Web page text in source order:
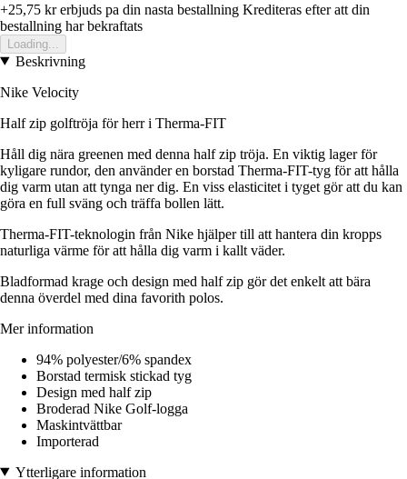
+25,75 krerbjuds pa din nasta bestallning Krediteras efter att din
bestallning har bekraftats
Loading...
Beskrivning
Nike Velocity
Half zip golftröja för herr i Therma-FIT
Håll dig nära greenen med denna half zip tröja. En viktig lager för
kyligare rundor, den använder en borstad Therma-FIT-tyg för att hålla
dig varm utan att tynga ner dig. En viss elasticitet i tyget gör att du kan
göra en full sväng och träffa bollen lätt.
Therma-FIT-teknologin från Nike hjälper till att hantera din kropps
naturliga värme för att hålla dig varm i kallt väder.
Bladformad krage och design med half zip gör det enkelt att bära
denna överdel med dina favorith polos.
Mer information
94% polyester/6% spandex
Borstad termisk stickad tyg
Design med half zip
Broderad Nike Golf-logga
Maskintvättbar
Importerad
Ytterligare information